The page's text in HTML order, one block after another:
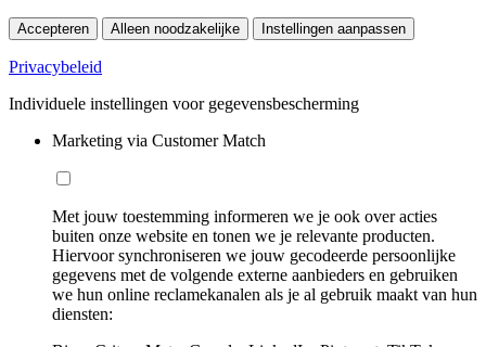
Accepteren Alleen noodzakelijke Instellingen aanpassen
Privacybeleid
Individuele instellingen voor gegevensbescherming
Marketing via Customer Match
Met jouw toestemming informeren we je ook over acties
buiten onze website en tonen we je relevante producten.
Hiervoor synchroniseren we jouw gecodeerde persoonlijke
gegevens met de volgende externe aanbieders en gebruiken
we hun online reclamekanalen als je al gebruik maakt van hun
diensten: